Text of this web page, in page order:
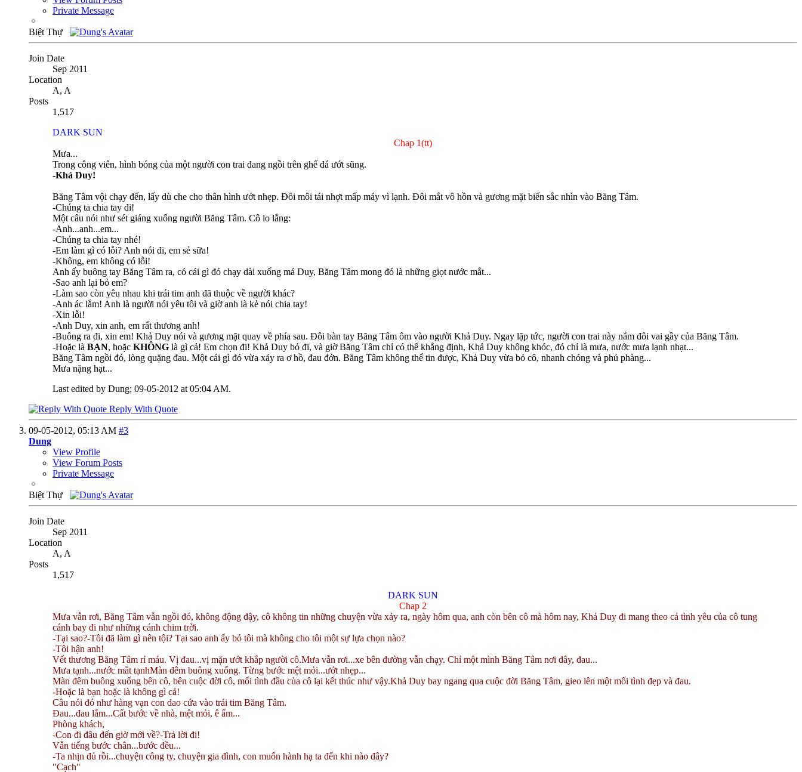
Private Message
Biệt Thự
Join Date
Sep 2011
Location
A, A
Posts
1,517
DARK SUN
Chap 1(tt)
Mưa...
Trong công viên, hình bóng của một người con trai đang ngồi trên ghế đá ướt sũng.
-Khả Duy!
Băng Tâm vội chạy đến, lấy dù che cho thân hình ướt nhẹp. Đôi môi tái nhợt mấp máy vì lạnh. Đôi mắt vô hồn và gương mặt biến sắc nhìn vào Băng Tâm.
-Chúng ta chia tay đi!
Một câu nói như sét giáng xuống người Băng Tâm. Cô lo lắng:
-Anh...anh...em...
-Chúng ta chia tay nhé!
-Em làm gì có lỗi? Anh nói đi, em sẻ sữa!
-Không, em không có lỗi!
Anh ấy buông tay Băng Tâm ra, có cái gì đó chạy dài xuống má Duy, Băng Tâm mong đó là những giọt nước mắt...
-Sao anh lại bỏ em?
-Làm sao còn yêu nhau khi trái tim anh đã thuộc về người khác?
-Anh ác lắm! Anh là người nói yêu tôi và giờ anh là kẻ nói chia tay!
-Xin lỗi!
-Anh Duy, xin anh, em rất thương anh!
-Buông ra đi, xin em! Khả Duy nói và gương mặt quay về phía sau. Đôi bàn tay Băng Tâm ôm vào người Khả Duy. Ngay lặp tức, người con trai này nắm đôi vai gầy của Băng Tâm.
-Hoặc là BẠN, hoặc KHÔNG là gì cả! Em chọn đi! Khả Duy bỏ đi, và giờ Băng Tâm chỉ có thể khẳng định, Khả Duy không khóc, đó chỉ là mưa, nước mưa lạnh nhạt...
Băng Tâm ngồi đó, lòng quặng đau. Một cái gì đó vừa xảy ra ơ hồ, đau đớn. Băng Tâm không thể tin được, Khả Duy vừa bỏ cô, nhanh chóng và phủ phàng...
Mưa nặng hạt...
Last edited by Dung; 09-05-2012 at 05:04 AM.
Reply With Quote
09-05-2012, 05:13 AM #3
Dung
View Profile
View Forum Posts
Private Message
Biệt Thự
Join Date
Sep 2011
Location
A, A
Posts
1,517
DARK SUN
Chap 2
Mưa vẫn rơi, Băng Tâm vẫn ngồi đó, không động đậy, cô không tin những chuyện vừa xảy ra, ngày hôm qua, anh còn bên cô mà hôm nay, Khả Duy đi mang theo cả tình yêu của cô tung
cánh bay đi như những cánh chim trời.
-Tại sao?-Tôi đã làm gì nên tội? Tại sao anh ấy bỏ tôi mà không cho tôi một sự lựa chọn nào?
-Tôi hận anh!
Vết thương Băng Tâm rỉ máu. Vị đau...vị mặn ướt khắp người cô.Mưa vẫn rơi...xe bên đường vẫn chạy. Chỉ một mình Băng Tâm nơi đây, đau...
Mưa tạnh...nước mắt tạnhMàn đêm buông xuống. Từng bước mệt mỏi...ướt nhẹp...
Màn đêm buông xuống bên cô, bên cuộc đời cô, mối tình đầu của cô lại kết thúc như vậy.Khả Duy bay ngang qua cuộc đời Băng Tâm, gieo lên một mối tình đẹp và đau.
-Hoặc là bạn hoặc là không gì cả!
Câu nói đó như hàng vạn con dao cứa vào trái tim Băng Tâm.
Đau...đau lắm...Cất bước về nhà, mệt mỏi, ê ẩm...
Phòng khách,
-Con đi đâu đến giờ mới về?-Trả lời đi!
Vẫn tiếng bước chân...bước đều...
-Ta nhịn đủ rồi...chuyện công ty, chuyện gia đình, con muốn hành hạ ta đến khi nào đây?
"Cạch"